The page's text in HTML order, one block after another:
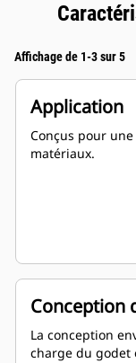
Affichage de 1-3 sur 5
Application
Conçus pour
matériaux.
Conception
La conception
charge du godet